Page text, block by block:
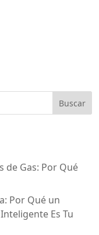
Buscar
de Gas: Por Qué
Por Qué un
Es Tu